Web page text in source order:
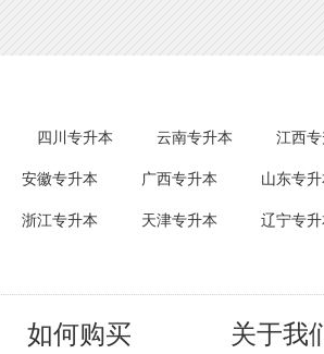
四川专升本 云南专升本 江西
安徽专升本 广西专升本 山东专升
浙江专升本 天津专升本 辽宁专升
如何购买 关于我